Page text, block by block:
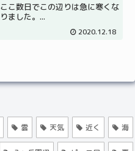
ここ数日でこの辺りは急に寒くな
りました。...
2020.12.18
雲 天気 近く 海